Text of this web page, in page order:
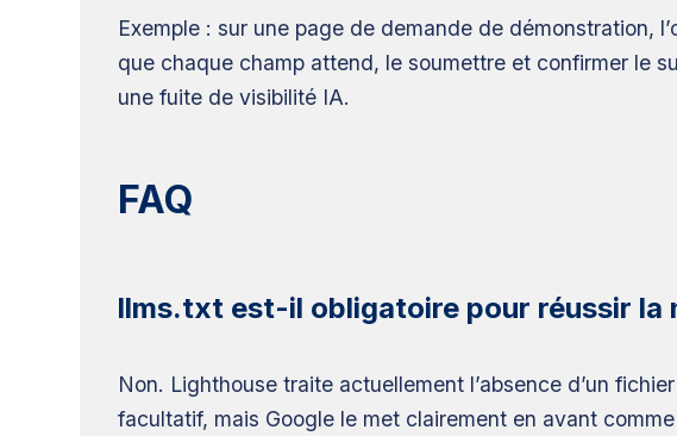
Exemple : sur une page de demande de démonstration,
que chaque champ attend, le soumettre et confirmer le
une fuite de visibilité IA.
FAQ
llms.txt est-il obligatoire pour réussir la
Non. Lighthouse traite actuellement l’absence d’un
facultatif, mais Google le met clairement en avant